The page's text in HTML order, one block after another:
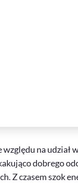
na
dobrego
Z czasem szok